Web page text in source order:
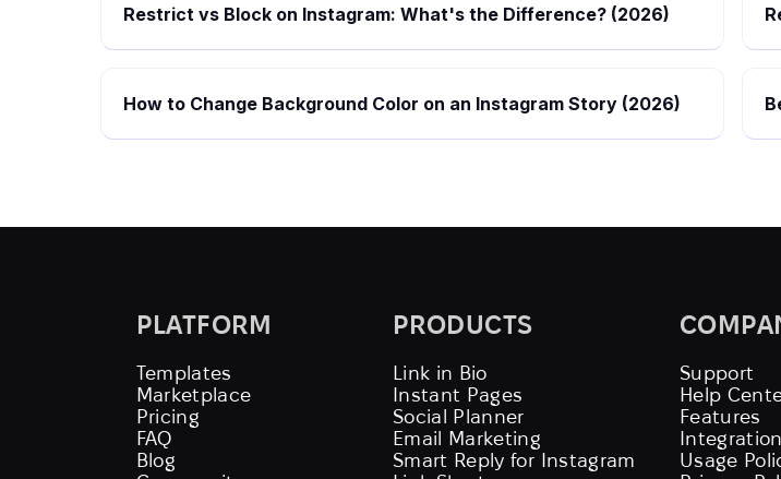
Restrict vs Block on Instagram: What's the Difference? (2026)
How to Change Background Color on an Instagram Story (2026)
PLATFORM
Templates
Marketplace
Pricing
FAQ
Blog
PRODUCTS
Link in Bio
Instant Pages
Social Planner
Email Marketing
Smart Reply for Instagram
Support
Help
Features
Usage